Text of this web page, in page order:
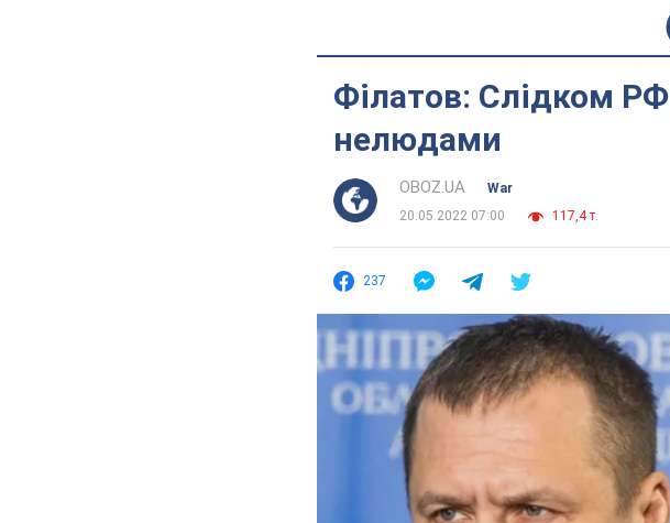
Філатов: Слідком
нелюдами
OBOZ.UA
War
20.05.2022 07:00
117,4 т.
237